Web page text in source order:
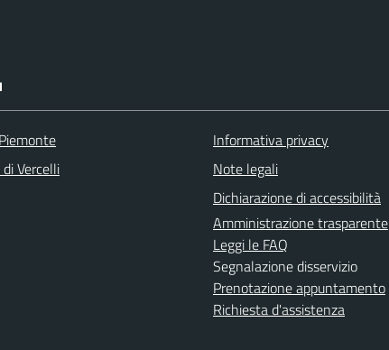
Vercelli
Informativa privacy
Note legali
Dichiarazione di accessibilità
Amministrazione trasparente
Leggi le FAQ
Segnalazione disservizio
Prenotazione appuntamento
Richiesta d'assistenza